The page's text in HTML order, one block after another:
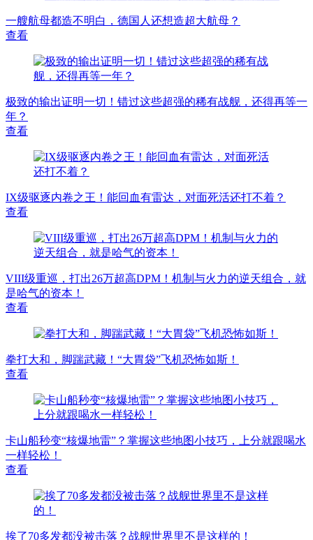
一艘航母都造不明白，德国人还想造超大航母？
查看
极致的输出证明一切！错过这些超强的稀有战舰，还得再等一
年？
查看
IX级驱逐内卷之王！能回血有雷达，对面死活还打不着？
查看
VIII级重巡，打出26万超高DPM！机制与火力的逆天组合，就
是哈气的资本！
查看
拳打大和，脚踹武藏！“大胃袋”飞机恐怖如斯！
查看
卡山船秒变“核爆地雷”？掌握这些地图小技巧，上分就跟喝水
一样轻松！
查看
挨了70多发都没被击落？战舰世界里不是这样的！